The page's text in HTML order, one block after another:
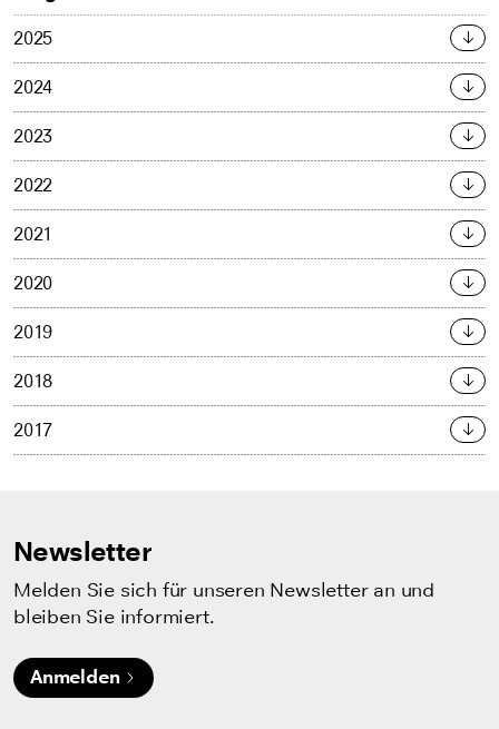
2025
2024
2023
2022
2021
2020
2019
2018
2017
Newsletter
Melden Sie sich für unseren Newsletter an und
bleiben Sie informiert.
Anmelden